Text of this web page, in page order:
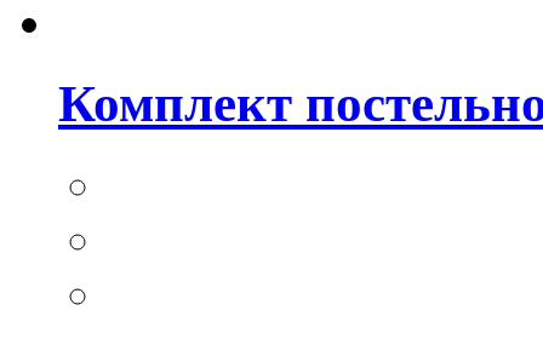
Комплект